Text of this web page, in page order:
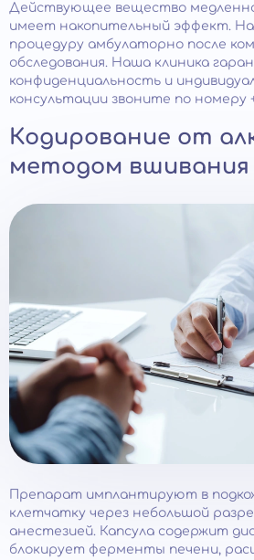
Действующее вещество
имеет накопительный эффект.
процедуру амбулаторно после
обследования. Наша клиника
конфиденциальность и
консультации звоните по номеру +7
Кодирование от
методом вшивания
Препарат имплантируют в
клетчатку через небольшой
анестезией. Капсула содержит
блокирует ферменты печени,